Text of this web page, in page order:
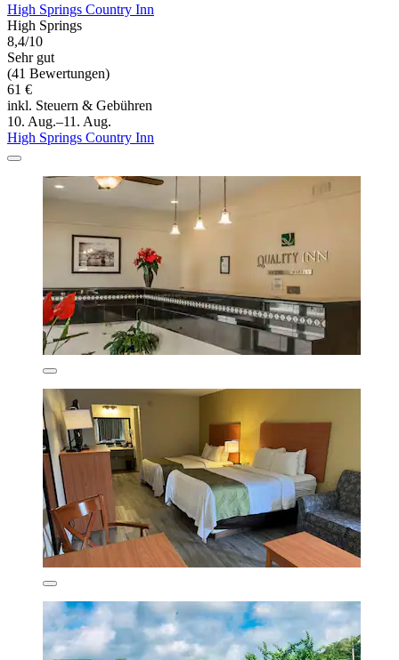
High Springs Country Inn
High Springs
8,4/10
Sehr gut
(41 Bewertungen)
61 €
inkl. Steuern & Gebühren
10. Aug.–11. Aug.
High Springs Country Inn